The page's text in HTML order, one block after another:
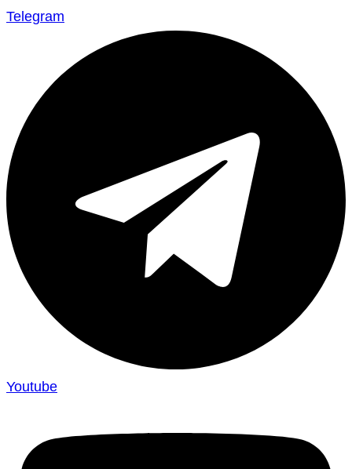
Telegram
Youtube